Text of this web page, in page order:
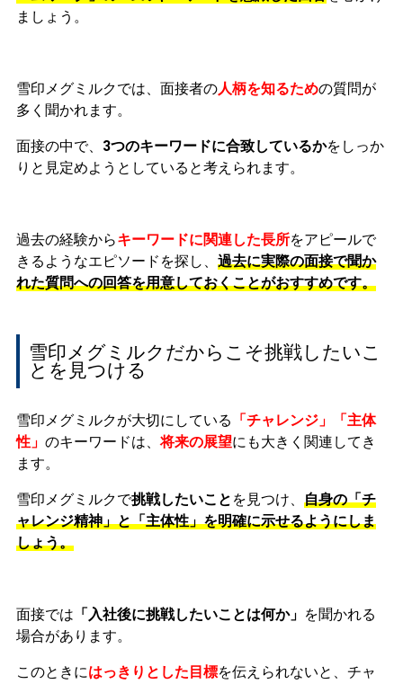
ましょう。
雪印メグミルクでは、面接者の人柄を知るための質問が
多く聞かれます。
面接の中で、 3つのキーワードに合致しているかをしっか
りと見定めようとしていると考えられます。
過去の経験からキーワードに関連した長所をアピールで
きるようなエピソードを探し、 過去に実際の面接で聞か
れた質問への回答を用意しておくことがおすすめです。
雪印メグミルクだからこそ挑戦したいこ
とを見つける
雪印メグミルクが大切にしている 「チャレンジ」「主体
性」 のキーワードは、将来の展望にも大きく関連してき
ます。
雪印メグミルクで挑戦したいこと を見つけ、 自身の「チ
ャレンジ精神」と「主体性」を明確に示せるようにしま
しょう。
面接では 「入社後に挑戦したいことは何か」 を聞かれる
場合があります。
このときにはっきりとした目標を伝えられないと、チャ